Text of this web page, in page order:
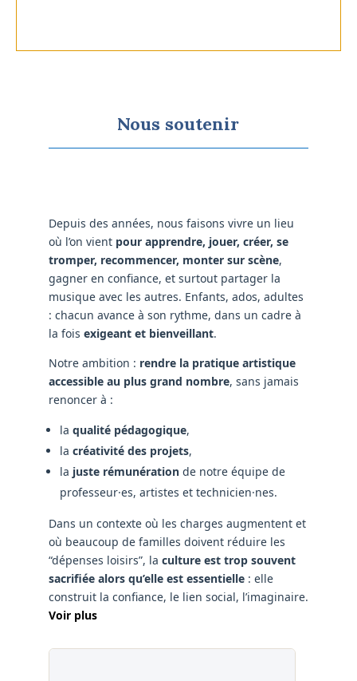
Nous soutenir
Depuis des années, nous faisons vivre un lieu
où l’on vient pour apprendre, jouer, créer, se
tromper, recommencer, monter sur scène,
gagner en confiance, et surtout partager la
musique avec les autres. Enfants, ados, adultes
: chacun avance à son rythme, dans un cadre à
la fois exigeant et bienveillant.
Notre ambition : rendre la pratique artistique
accessible au plus grand nombre, sans jamais
renoncer à :
la qualité pédagogique,
la créativité des projets,
la juste rémunérationde notre équipe de
professeur·es, artistes et technicien·nes.
Dans un contexte où les charges augmentent et
où beaucoup de familles doivent réduire les
“dépenses loisirs”, la culture est trop souvent
sacrifiée alors qu’elle est essentielle: elle
construit la confiance, le lien social, l’imaginaire.
Voir plus